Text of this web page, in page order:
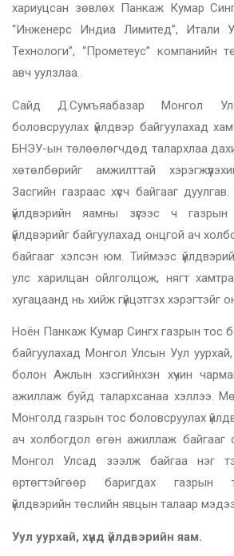
хариуцсан зөвлөх Панкаж Кумар
“Инженерс Индиа Лимитед”, Итали
Технологи”, “Прометеус” компанийн
авч уулзлаа.
Сайд Д.Сумъяабазар Монгол
боловсруулах үйлдвэр байгуулахад
БНЭУ-ын төлөөлөгчдөд талархлаа
хөтөлбөрийг амжилттай
Засгийн газраас хүсч байгааг
үйлдвэрийн яамны зүгээс ч
үйлдвэрийг байгуулахад онцгой ач
байгааг хэлсэн юм. Тиймээс
улс харилцан ойлголцож, нягт
хугацаанд нь хийж гүйцэтгэх хэрэгтэйг
Ноён Панкаж Кумар Сингх газрын тос
байгуулахад Монгол Улсын Уул уурхай,
болон Ажлын хэсгийнхэн хүчин
ажиллаж буйд талархсанаа хэллээ.
Монголд газрын тос боловсруулах
ач холбогдол өгөн ажиллаж байгааг
Монгол Улсад зээлж байгаа нэг
өртөгтэйгөөр баригдах газрын
үйлдвэрийн төслийн явцын талаар
Уул уурхай, хүнд үйлдвэрийн яам.